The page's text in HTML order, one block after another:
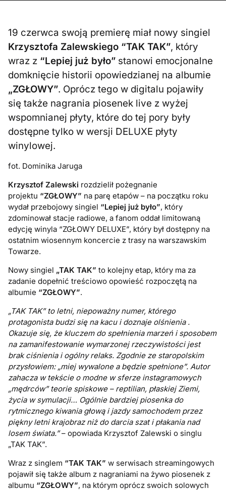
19 czerwca swoją premierę miał nowy singiel
Krzysztofa Zalewskiego “TAK TAK”, który
wraz z “Lepiej już było” stanowi emocjonalne
domknięcie historii opowiedzianej na albumie
„ZGŁOWY”. Oprócz tego w digitalu pojawiły
się także nagrania piosenek live z wyżej
wspomnianej płyty, które do tej pory były
dostępne tylko w wersji DELUXE płyty
winylowej.
fot. Dominika Jaruga
Krzysztof Zalewski rozdzielił pożegnanie
projektu “ZGŁOWY” na parę etapów – na początku roku
wydał przebojowy singiel “Lepiej już było”, który
zdominował stacje radiowe, a fanom oddał limitowaną
edycję winyla “ZGŁOWY DELUXE”, który był dostępny na
ostatnim wiosennym koncercie z trasy na warszawskim
Towarze.
Nowy singiel „TAK TAK” to kolejny etap, który ma za
zadanie dopełnić treściowo opowieść rozpoczętą na
albumie “ZGŁOWY”.
„TAK TAK” to letni, niepoważny numer, którego
protagonista budzi się na kacu i doznaje olśnienia .
Okazuje się, że kluczem do spełnienia marzeń i sposobem
na zamanifestowanie wymarzonej rzeczywistości jest
brak ciśnienia i ogólny relaks. Zgodnie ze staropolskim
przysłowiem: „miej wywalone a będzie spełnione”. Autor
zahacza w tekście o modne w sferze instagramowych
„mędrców” teorie spiskowe – reptilian, płaskiej Ziemi,
życia w symulacji… Ogólnie bardziej piosenka do
rytmicznego kiwania głową i jazdy samochodem przez
piękny letni krajobraz niż do darcia szat i płakania nad
losem świata.”– opowiada Krzysztof Zalewski o singlu
„TAK TAK”.
Wraz z singlem “TAK TAK” w serwisach streamingowych
pojawił się także album z nagraniami na żywo piosenek z
albumu “ZGŁOWY”, na którym oprócz swoich solowych